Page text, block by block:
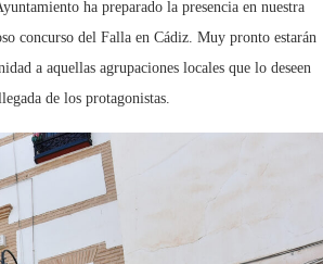
ha preparado la presencia en nuestra
concurso del Falla en Cádiz. Muy pronto estarán
a aquellas agrupaciones locales que lo deseen
de los protagonistas.